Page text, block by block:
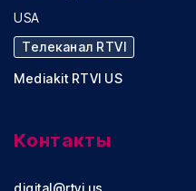
USA
Телеканал RTVI
Mediakit RTVI US
Контакты